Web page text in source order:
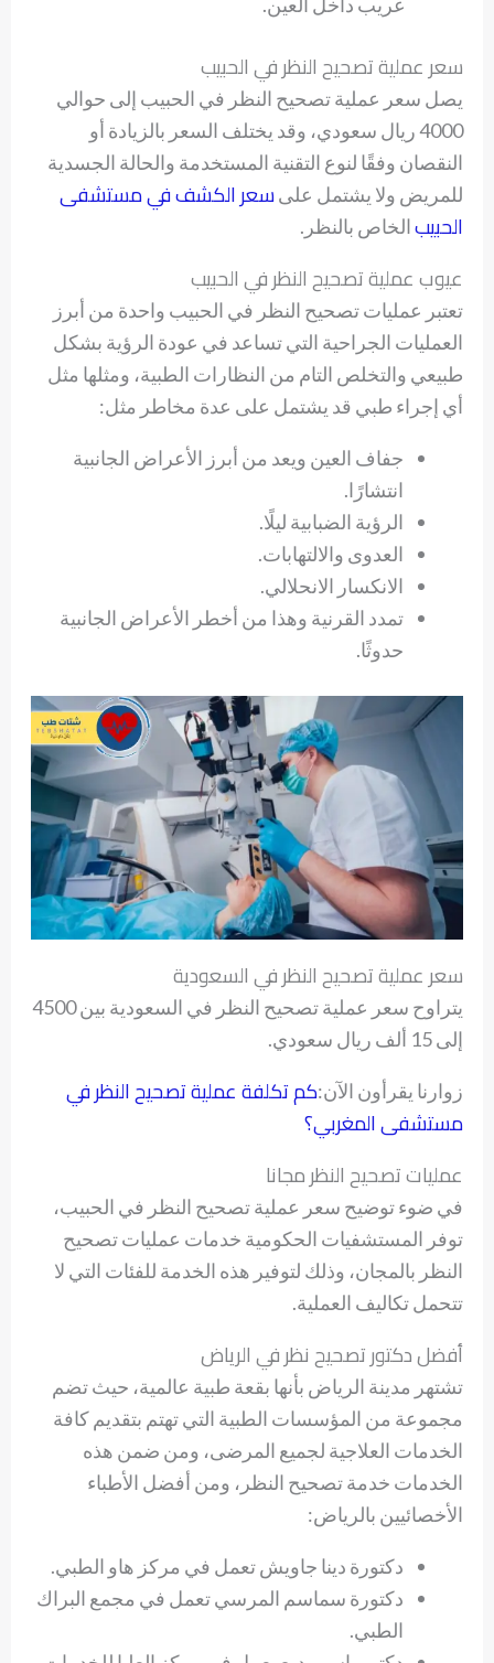
غريب داخل العين.
سعر عملية تصحيح النظر في الحبيب
يصل سعر عملية تصحيح النظر في الحبيب إلى حوالي
4000 ريال سعودي، وقد يختلف السعر بالزيادة أو
النقصان وفقًا لنوع التقنية المستخدمة والحالة الجسدية
للمريض ولا يشتمل علىسعر الكشف في مستشفى
الحبيبالخاص بالنظر.
عيوب عملية تصحيح النظر في الحبيب
تعتبر عمليات تصحيح النظر في الحبيب واحدة من أبرز
العمليات الجراحية التي تساعد في عودة الرؤية بشكل
طبيعي والتخلص التام من النظارات الطبية، ومثلها مثل
أي إجراء طبي قد يشتمل على عدة مخاطر مثل:
جفاف العين ويعد من أبرز الأعراض الجانبية
انتشارًا.
الرؤية الضبابية ليلًا.
العدوى والالتهابات.
الانكسار الانحلالي.
تمدد القرنية وهذا من أخطر الأعراض الجانبية
حدوثًا.
سعر عملية تصحيح النظر في السعودية
يتراوح سعر عملية تصحيح النظر في السعودية بين 4500
إلى 15 ألف ريال سعودي.
زوارنا يقرأون الآن:كم تكلفة عملية تصحيح النظر في
مستشفى المغربي؟
عمليات تصحيح النظر مجانا
في ضوء توضيح سعر عملية تصحيح النظر في الحبيب،
توفر المستشفيات الحكومية خدمات عمليات تصحيح
النظر بالمجان، وذلك لتوفير هذه الخدمة للفئات التي لا
تتحمل تكاليف العملية.
أفضل دكتور تصحيح نظر في الرياض
تشتهر مدينة الرياض بأنها بقعة طبية عالمية، حيث تضم
مجموعة من المؤسسات الطبية التي تهتم بتقديم كافة
الخدمات العلاجية لجميع المرضى، ومن ضمن هذه
الخدمات خدمة تصحيح النظر، ومن أفضل الأطباء
الأخصائيين بالرياض:
دكتورة دينا جاويش تعمل في مركز هاو الطبي.
دكتورة سماسم المرسي تعمل في مجمع البراك
الطبي.